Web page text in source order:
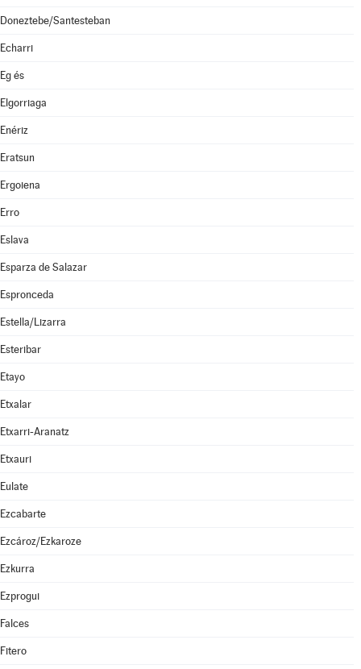
Doneztebe/Santesteban
Echarri
Eg és
Elgorriaga
Enériz
Eratsun
Ergoiena
Erro
Eslava
Esparza de Salazar
Espronceda
Estella/Lizarra
Esteribar
Etayo
Etxalar
Etxarri-Aranatz
Etxauri
Eulate
Ezcabarte
Ezcároz/Ezkaroze
Ezkurra
Ezprogui
Falces
Fitero